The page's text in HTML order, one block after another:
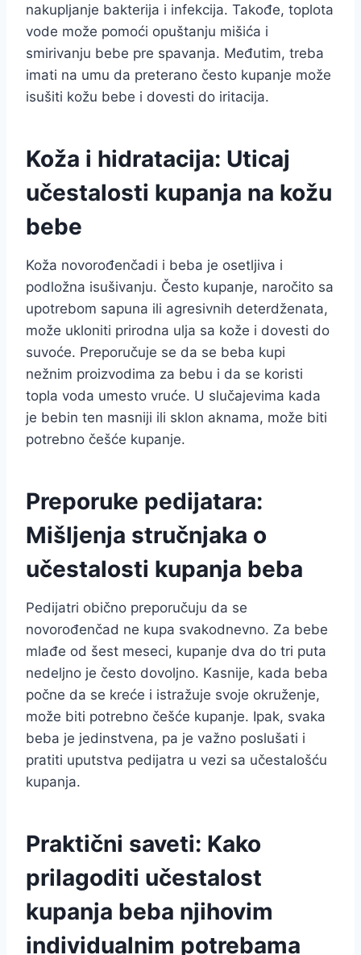
nakupljanje bakterija i infekcija. Takođe, toplota
vode može pomoći opuštanju mišića i
smirivanju bebe pre spavanja. Međutim, treba
imati na umu da preterano često kupanje može
isušiti kožu bebe i dovesti do iritacija.
Koža i hidratacija: Uticaj
učestalosti kupanja na kožu
bebe
Koža novorođenčadi i beba je osetljiva i
podložna isušivanju. Često kupanje, naročito sa
upotrebom sapuna ili agresivnih deterdženata,
može ukloniti prirodna ulja sa kože i dovesti do
suvoće. Preporučuje se da se beba kupi
nežnim proizvodima za bebu i da se koristi
topla voda umesto vruće. U slučajevima kada
je bebin ten masniji ili sklon aknama, može biti
potrebno češće kupanje.
Preporuke pedijatara:
Mišljenja stručnjaka o
učestalosti kupanja beba
Pedijatri obično preporučuju da se
novorođenčad ne kupa svakodnevno. Za bebe
mlađe od šest meseci, kupanje dva do tri puta
nedeljno je često dovoljno. Kasnije, kada beba
počne da se kreće i istražuje svoje okruženje,
može biti potrebno češće kupanje. Ipak, svaka
beba je jedinstvena, pa je važno poslušati i
pratiti uputstva pedijatra u vezi sa učestalošću
kupanja.
Praktični saveti: Kako
prilagoditi učestalost
kupanja beba njihovim
individualnim potrebama